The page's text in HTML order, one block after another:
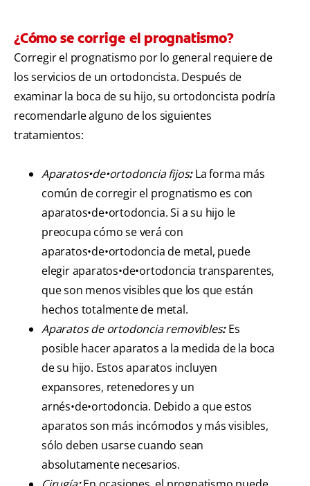
¿Cómo se corrige el prognatismo?
Corregir el prognatismo por lo general requiere de
los servicios de un ortodoncista. Después de
examinar la boca de su hijo, su ortodoncista podría
recomendarle alguno de los siguientes
tratamientos:
Aparatos•de•ortodoncia fijos:La forma más
común de corregir el prognatismo es con
aparatos•de•ortodoncia. Si a su hijo le
preocupa cómo se verá con
aparatos•de•ortodoncia de metal, puede
elegir aparatos•de•ortodoncia transparentes,
que son menos visibles que los que están
hechos totalmente de metal.
Aparatos de ortodoncia removibles:Es
posible hacer aparatos a la medida de la boca
de su hijo. Estos aparatos incluyen
expansores, retenedores y un
arnés•de•ortodoncia. Debido a que estos
aparatos son más incómodos y más visibles,
sólo deben usarse cuando sean
absolutamente necesarios.